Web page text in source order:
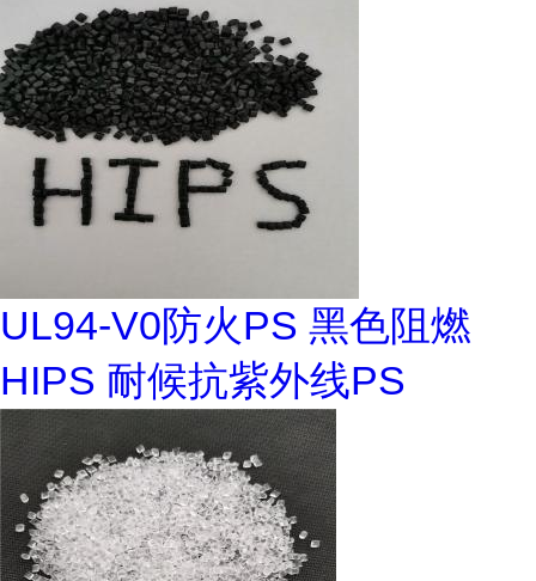
UL94-V0防火PS 黑色阻燃
HIPS 耐候抗紫外线PS